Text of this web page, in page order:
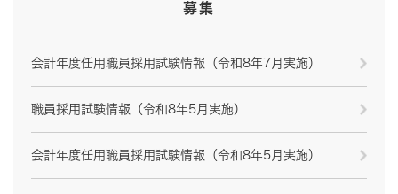
募集
会計年度任用職員採用試験情報（令和8年7月実施）
職員採用試験情報（令和8年5月実施）
会計年度任用職員採用試験情報（令和8年5月実施）